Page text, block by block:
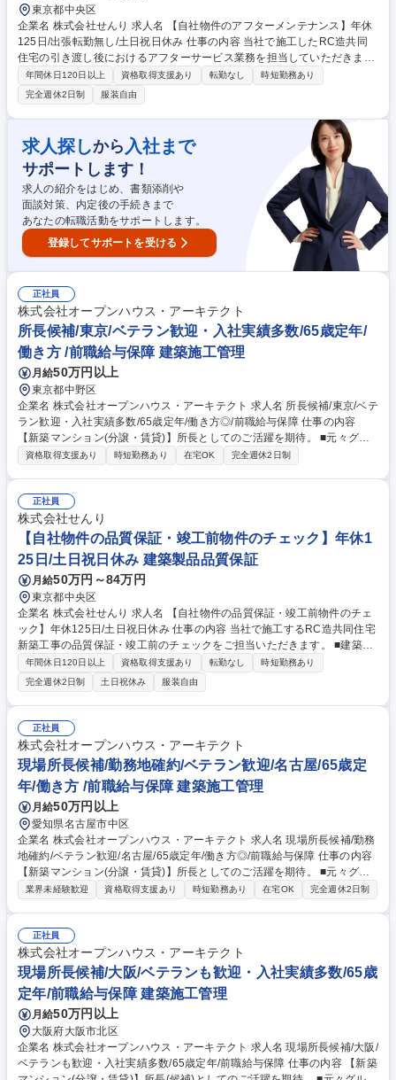
東京都中央区
企業名 株式会社せんり 求人名 【自社物件のアフターメンテナンス】年休
125日/出張転勤無し/土日祝日休み 仕事の内容 当社で施工したRC造共同
住宅の引き渡し後におけるアフターサービス業務を担当していただきま
す。 ■自社の開発物件のアフターメンテナンス ■お客様からの問い合わせ
対応 ■現地での状況確認・点検 ■修繕工事の手配・日程調整 ■物件トラブ
ル（漏水、ドアが開かない、物件にキズ等）が発覚した際の対応 ■協力業
者（職人）への指示出し、進捗管理 ■社内報告書類の作成等 （変更の範
囲：当社業務全般） 募集職種 【自社物件のアフターメンテナンス】年休1
25日/出張転勤無し/土日祝日休み
年間休日120日以上 資格取得支援あり 転勤なし
時短勤務あり
完全週休2日制
服装自由
求人探しから 入社まで
サポートします！
求人の紹介をはじめ、書類添削や
面談対策、内定後の手続きまで
あなたの転職活動をサポートします。
登録してサポートを受ける
正社員
株式会社オープンハウス・アーキテクト
所長候補/東京/ベテラン歓迎・入社実績多数/65歳定年/
働き方 /前職給与保障 建築施工管理
月給50万円以上
東京都中野区
企業名 株式会社オープンハウス・アーキテクト 求人名 所長候補/東京/ベテ
ラン歓迎・入社実績多数/65歳定年/働き方◎/前職給与保障 仕事の内容
【新築マンション(分譲・賃貸)】所長としてのご活躍を期待。 ■元々グル
ープ企業の戸建等木造施工をメインに担ってきた当社で、2016年より総
ションです。戸建施工で培ったパートナーや住設関連企業とのネットワー
ク・ボリュームディスカウントにより、ローコストかつ高品質建築が強み
となり多くのデベロッパーから引合いが急増。比較的ブルーオーシャンの
10億円規模案件を主戦場に、マンション施工全国トップをめざし、今後も
成長を続けます。■エリア：東京・神奈川・埼玉・千葉 募集職種 所長候
補/東京/ベテラン歓迎・入社実績多数/65歳定年/働き方◎/前職給与保障
資格取得支援あり 時短勤務あり 在宅OK 完全週休2日制
正社員
株式会社せんり
【自社物件の品質保証・竣工前物件のチェック】年休1
25日/土日祝日休み 建築製品品質保証
月給50万円～84万円
東京都中央区
企業名 株式会社せんり 求人名 【自社物件の品質保証・竣工前物件のチェ
ック】年休125日/土日祝日休み 仕事の内容 当社で施工するRC造共同住宅
新築工事の品質保証・竣工前のチェックをご担当いただきます。 ■建築現
場での施工状況や工程・品質・安全状況の確認 ■設計図、施工図、竣工図
の品質項目のチェック ■社内規定検査の実施、施工現場の品質チェック ■
品質に関する問題点の検証、改善 ■協力工事会社への教育、指導 ■関連部
署(設計・施工)との打ち合わせ ■施工管理マニュアルの作成 （変更の範
囲：当社業務全般） 募集職種 【自社物件の品質保証・竣工前物件のチェ
ック】年休125日/土日祝日休み
年間休日120日以上 資格取得支援あり 転勤なし
時短勤務あり
完全週休2日制
土日祝休み 服装自由
正社員
株式会社オープンハウス・アーキテクト
現場所長候補/勤務地確約/ベテラン歓迎/名古屋/65歳定
年/働き方 /前職給与保障 建築施工管理
月給50万円以上
愛知県名古屋市中区
企業名 株式会社オープンハウス・アーキテクト 求人名 現場所長候補/勤務
地確約/ベテラン歓迎/名古屋/65歳定年/働き方◎/前職給与保障 仕事の内容
【新築マンション(分譲・賃貸)】所長としてのご活躍を期待。 ■元々グル
ープ企業の戸建等木造施工をメインに担ってきた当社で、2016年より総
ションです。戸建施工で培ったパートナーや住設関連企業とのネットワー
ク・ボリュームディスカウントにより、ローコストかつ高品質建築が強み
となり多くのデベロッパーから引合いが急増。比較的ブルーオーシャンの
10億円規模案件を主戦場に、マンション施工全国トップをめざし、今後も
成長を続けます。■エリア：東京・神奈川・埼玉・千葉 募集職種 現場所長
候補/勤務地確約/ベテラン歓迎/名古屋/65歳定年/働き方◎/前職給与保障
業界未経験歓迎 資格取得支援あり 時短勤務あり 在宅OK 完全週休2日制
正社員
株式会社オープンハウス・アーキテクト
現場所長候補/大阪/ベテランも歓迎・入社実績多数/65歳
定年/前職給与保障 建築施工管理
月給50万円以上
大阪府大阪市北区
企業名 株式会社オープンハウス・アーキテクト 求人名 現場所長候補/大阪/
ベテランも歓迎・入社実績多数/65歳定年/前職給与保障 仕事の内容 【新築